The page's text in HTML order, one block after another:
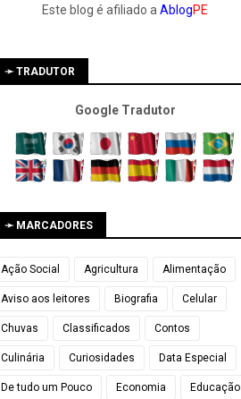
Este blog é afiliado a AblogPE
➛ TRADUTOR
Google Tradutor
➛ MARCADORES
Ação Social Agricultura Alimentação
Aviso aos leitores Biografia Celular
Chuvas Classificados Contos
Culinária Curiosidades Data Especial
De tudo um Pouco Economia Educação